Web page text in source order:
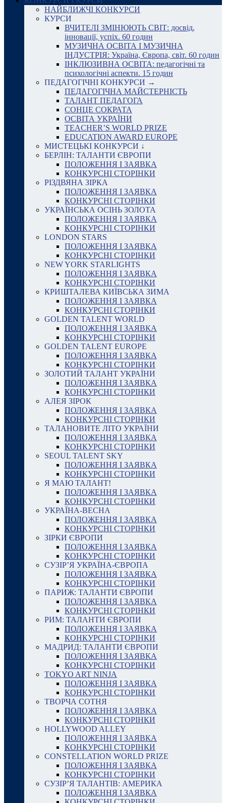
НАЙБЛИЖЧІ КОНКУРСИ
КУРСИ
ВЧИТЕЛІ ЗМІНЮЮТЬ СВІТ: досвід,
інновації, успіх. 60 годин
МУЗИЧНА ОСВІТА І МУЗИЧНА
ІНДУСТРІЯ: Україна, Європа, світ. 60 годин
ІНКЛЮЗИВНА ОСВІТА: педагогічні та
психологічні аспекти. 15 годин
ПЕДАГОГІЧНІ КОНКУРСИ →
ПЕДАГОГІЧНА МАЙСТЕРНІСТЬ
ТАЛАНТ ПЕДАГОГА
СОНЦЕ СОКРАТА
ОСВІТА УКРАЇНИ
TEACHER’S WORLD PRIZE
EDUCATION AWARD EUROPE
МИСТЕЦЬКІ КОНКУРСИ ↓
БЕРЛІН: ТАЛАНТИ ЄВРОПИ
ПОЛОЖЕННЯ І ЗАЯВКА
КОНКУРСНІ СТОРІНКИ
РІЗДВЯНА ЗІРКА
ПОЛОЖЕННЯ І ЗАЯВКА
КОНКУРСНІ СТОРІНКИ
УКРАЇНСЬКА ОСІНЬ ЗОЛОТА
ПОЛОЖЕННЯ І ЗАЯВКА
КОНКУРСНІ СТОРІНКИ
LONDON STARS
ПОЛОЖЕННЯ І ЗАЯВКА
КОНКУРСНІ СТОРІНКИ
NEW YORK STARLIGHTS
ПОЛОЖЕННЯ І ЗАЯВКА
КОНКУРСНІ СТОРІНКИ
КРИШТАЛЕВА КИЇВСЬКА ЗИМА
ПОЛОЖЕННЯ І ЗАЯВКА
КОНКУРСНІ СТОРІНКИ
GOLDEN TALENT WORLD
ПОЛОЖЕННЯ І ЗАЯВКА
КОНКУРСНІ СТОРІНКИ
GOLDEN TALENT EUROPE
ПОЛОЖЕННЯ І ЗАЯВКА
КОНКУРСНІ СТОРІНКИ
ЗОЛОТИЙ ТАЛАНТ УКРАЇНИ
ПОЛОЖЕННЯ І ЗАЯВКА
КОНКУРСНІ СТОРІНКИ
АЛЕЯ ЗІРОК
ПОЛОЖЕННЯ І ЗАЯВКА
КОНКУРСНІ СТОРІНКИ
ТАЛАНОВИТЕ ЛІТО УКРАЇНИ
ПОЛОЖЕННЯ І ЗАЯВКА
КОНКУРСНІ СТОРІНКИ
SEOUL TALENT SKY
ПОЛОЖЕННЯ І ЗАЯВКА
КОНКУРСНІ СТОРІНКИ
Я МАЮ ТАЛАНТ!
ПОЛОЖЕННЯ І ЗАЯВКА
КОНКУРСНІ СТОРІНКИ
УКРАЇНА-ВЕСНА
ПОЛОЖЕННЯ І ЗАЯВКА
КОНКУРСНІ СТОРІНКИ
ЗІРКИ ЄВРОПИ
ПОЛОЖЕННЯ І ЗАЯВКА
КОНКУРСНІ СТОРІНКИ
СУЗІР’Я УКРАЇНА-ЄВРОПА
ПОЛОЖЕННЯ І ЗАЯВКА
КОНКУРСНІ СТОРІНКИ
ПАРИЖ: ТАЛАНТИ ЄВРОПИ
ПОЛОЖЕННЯ І ЗАЯВКА
КОНКУРСНІ СТОРІНКИ
РИМ: ТАЛАНТИ ЄВРОПИ
ПОЛОЖЕННЯ І ЗАЯВКА
КОНКУРСНІ СТОРІНКИ
МАДРИД: ТАЛАНТИ ЄВРОПИ
ПОЛОЖЕННЯ І ЗАЯВКА
КОНКУРСНІ СТОРІНКИ
TOKYO ART NINJA
ПОЛОЖЕННЯ І ЗАЯВКА
КОНКУРСНІ СТОРІНКИ
ТВОРЧА СОТНЯ
ПОЛОЖЕННЯ І ЗАЯВКА
КОНКУРСНІ СТОРІНКИ
HOLLYWOOD ALLEY
ПОЛОЖЕННЯ І ЗАЯВКА
КОНКУРСНІ СТОРІНКИ
CONSTELLATION WORLD PRIZE
ПОЛОЖЕННЯ І ЗАЯВКА
КОНКУРСНІ СТОРІНКИ
СУЗІР’Я ТАЛАНТІВ: АМЕРИКА
ПОЛОЖЕННЯ І ЗАЯВКА